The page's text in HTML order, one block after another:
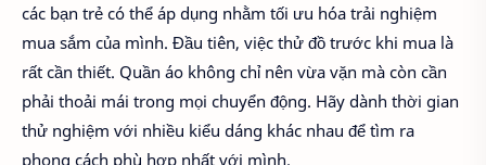
các bạn trẻ có thể áp dụng nhằm tối ưu hóa trải nghiệm
mua sắm của mình. Đầu tiên, việc thử đồ trước khi mua là
rất cần thiết. Quần áo không chỉ nên vừa vặn mà còn cần
phải thoải mái trong mọi chuyển động. Hãy dành thời gian
thử nghiệm với nhiều kiểu dáng khác nhau để tìm ra
phong cách phù hợp nhất với mình.